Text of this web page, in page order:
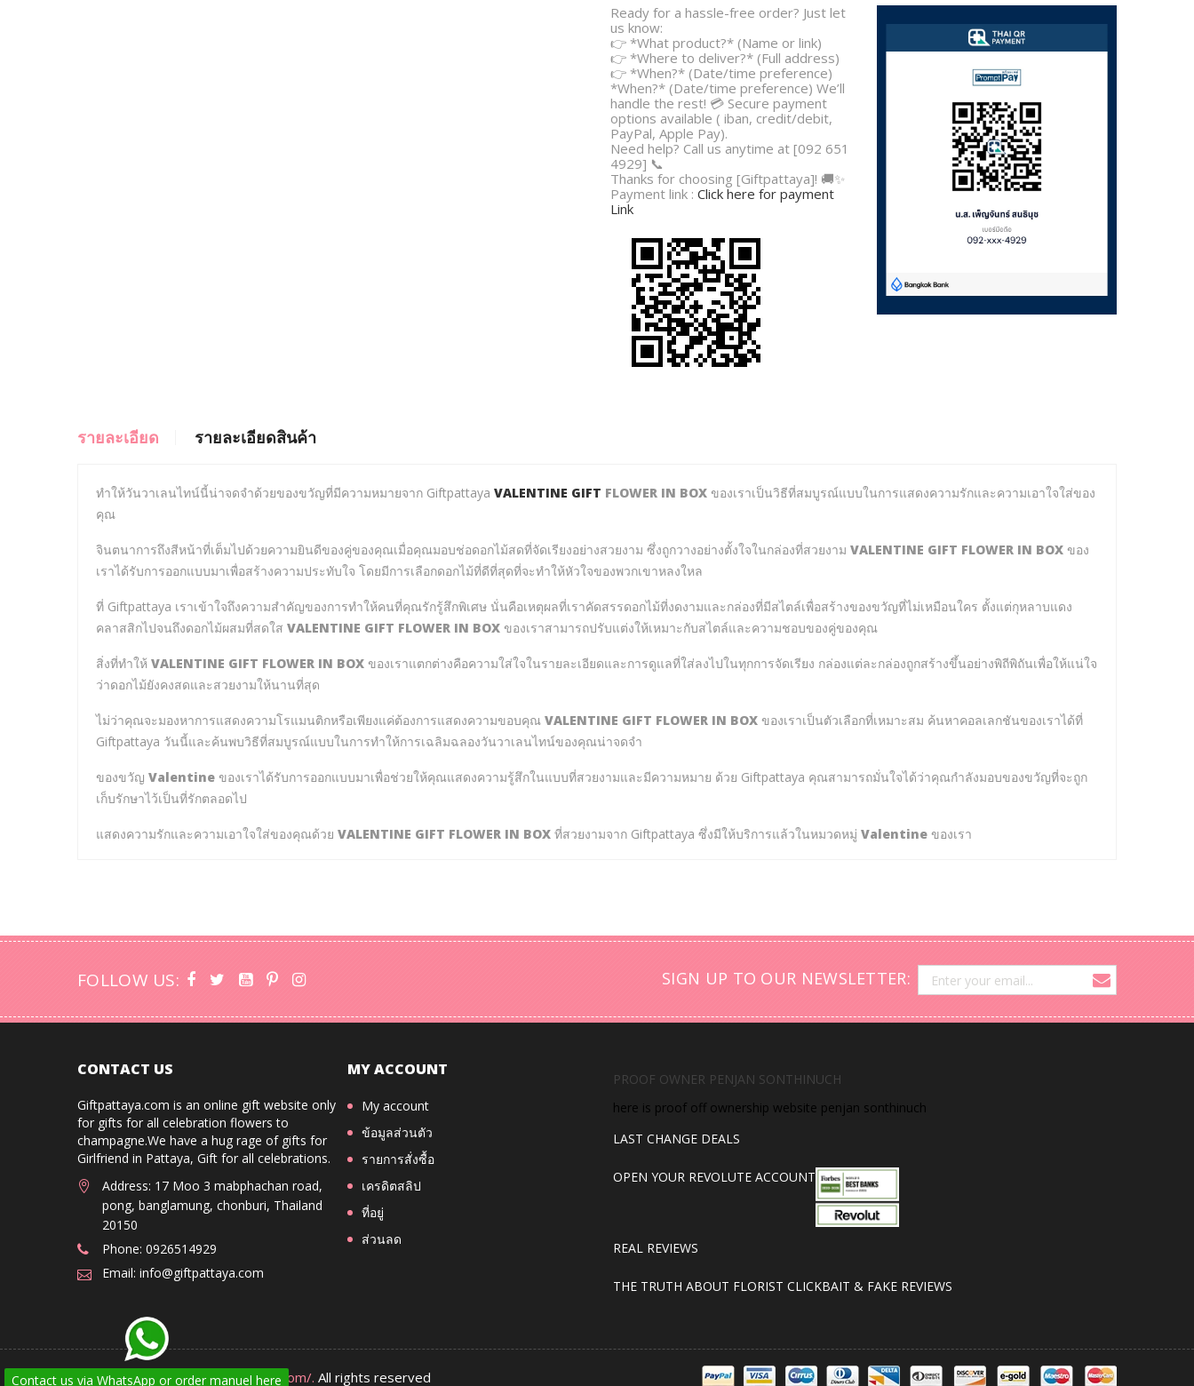
Ready for a hassle-free order? Just let
us know:
👉 *What product?* (Name or link)
👉 *Where to deliver?* (Full address)
👉 *When?* (Date/time preference)
*When?* (Date/time preference) We’ll
handle the rest! 💳 Secure payment
options available ( iban, credit/debit,
PayPal, Apple Pay).
Need help? Call us anytime at [092 651
4929] 📞
Thanks for choosing [Giftpattaya]! 🚚✨
Payment link : Click here for payment
Link
รายละเอียด รายละเอียดสินค้า
ทำให้วันวาเลนไทน์นี้น่าจดจำด้วยของขวัญที่มีความหมายจาก Giftpattaya VALENTINE GIFT FLOWER IN BOX ของเราเป็นวิธีที่สมบูรณ์แบบในการแสดงความรักและความเอาใจใส่ของ
คุณ
จินตนาการถึงสีหน้าที่เต็มไปด้วยความยินดีของคู่ของคุณเมื่อคุณมอบช่อดอกไม้สดที่จัดเรียงอย่างสวยงาม ซึ่งถูกวางอย่างตั้งใจในกล่องที่สวยงาม VALENTINE GIFT FLOWER IN BOX ของ
เราได้รับการออกแบบมาเพื่อสร้างความประทับใจ โดยมีการเลือกดอกไม้ที่ดีที่สุดที่จะทำให้หัวใจของพวกเขาหลงใหล
ที่ Giftpattaya เราเข้าใจถึงความสำคัญของการทำให้คนที่คุณรักรู้สึกพิเศษ นั่นคือเหตุผลที่เราคัดสรรดอกไม้ที่งดงามและกล่องที่มีสไตล์เพื่อสร้างของขวัญที่ไม่เหมือนใคร ตั้งแต่กุหลาบแดง
คลาสสิกไปจนถึงดอกไม้ผสมที่สดใส VALENTINE GIFT FLOWER IN BOX ของเราสามารถปรับแต่งให้เหมาะกับสไตล์และความชอบของคู่ของคุณ
สิ่งที่ทำให้ VALENTINE GIFT FLOWER IN BOX ของเราแตกต่างคือความใส่ใจในรายละเอียดและการดูแลที่ใส่ลงไปในทุกการจัดเรียง กล่องแต่ละกล่องถูกสร้างขึ้นอย่างพิถีพิถันเพื่อให้แน่ใจ
ว่าดอกไม้ยังคงสดและสวยงามให้นานที่สุด
ไม่ว่าคุณจะมองหาการแสดงความโรแมนติกหรือเพียงแค่ต้องการแสดงความขอบคุณ VALENTINE GIFT FLOWER IN BOX ของเราเป็นตัวเลือกที่เหมาะสม ค้นหาคอลเลกชันของเราได้ที่
Giftpattaya วันนี้และค้นพบวิธีที่สมบูรณ์แบบในการทำให้การเฉลิมฉลองวันวาเลนไทน์ของคุณน่าจดจำ
ของขวัญ Valentine ของเราได้รับการออกแบบมาเพื่อช่วยให้คุณแสดงความรู้สึกในแบบที่สวยงามและมีความหมาย ด้วย Giftpattaya คุณสามารถมั่นใจได้ว่าคุณกำลังมอบของขวัญที่จะถูก
เก็บรักษาไว้เป็นที่รักตลอดไป
แสดงความรักและความเอาใจใส่ของคุณด้วย VALENTINE GIFT FLOWER IN BOX ที่สวยงามจาก Giftpattaya ซึ่งมีให้บริการแล้วในหมวดหมู่ Valentine ของเรา
SIGN UP TO OUR NEWSLETTER:
FOLLOW US:
CONTACT US
Giftpattaya.com is an online gift website only
for gifts for all celebration flowers to
champagne.We have a hug rage of gifts for
Girlfriend in Pattaya, Gift for all celebrations.
Address: 17 Moo 3 mabphachan road,
pong, banglamung, chonburi, Thailand
20150
Phone: 0926514929
Email: info@giftpattaya.com
MY ACCOUNT
My account
ข้อมูลส่วนตัว
รายการสั่งซื้อ
เครดิตสลิป
ที่อยู่
ส่วนลด
PROOF OWNER PENJAN SONTHINUCH
here is proof off ownership website penjan sonthinuch
LAST CHANGE DEALS
OPEN YOUR REVOLUTE ACCOUNT
REAL REVIEWS
THE TRUTH ABOUT FLORIST CLICKBAIT & FAKE REVIEWS
Contact us via WhatsApp or order manuel here
Copyright 2026www.giftpattaya.com/. All rights reserved